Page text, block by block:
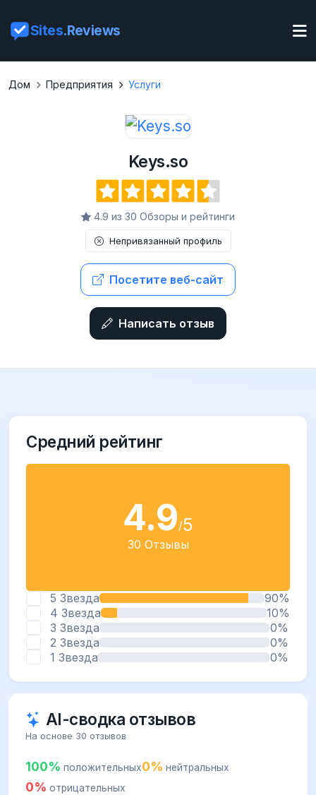
Sites.Reviews
Дом Предприятия Услуги
Keys.so
4.9 из 30 Обзоры и рейтинги
Непривязанный профиль
Посетите веб-сайт
Написать отзыв
Средний рейтинг
4.9/5
30 Отзывы
5 Звезда
90%
4 Звезда
10%
3 Звезда
0%
2 Звезда
0%
1 Звезда
0%
AI-сводка отзывов
На основе 30 отзывов
100% положительных0% нейтральных
0% отрицательных